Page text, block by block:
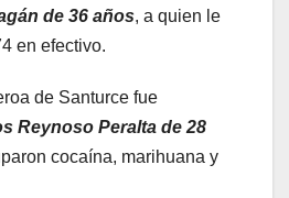
de 36 años, a quien le
en efectivo.
de Santurce fue
Reynoso Peralta de 28
cocaína, marihuana y